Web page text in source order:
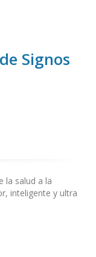
Signos
la salud a la
inteligente y ultra